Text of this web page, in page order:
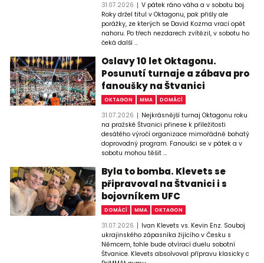
31.07.2026
V pátek ráno váha a v sobotu boj.
Roky držel titul v Oktagonu, pak přišly ale
porážky, ze kterých se David Kozma vrací opět
nahoru. Po třech nezdarech zvítězil, v sobotu ho
čeká další ...
Oslavy 10 let Oktagonu.
Posunutí turnaje a zábava pro
fanoušky na Štvanici
OKTAGON MMA DOMÁCÍ
31.07.2026
Nejkrásnější turnaj Oktagonu roku
na pražské Štvanici přinese k příležitosti
desátého výročí organizace mimořádně bohatý
doprovodný program. Fanoušci se v pátek a v
sobotu mohou těšit ...
Byla to bomba. Klevets se
připravoval na Štvanici i s
bojovníkem UFC
DOMÁCÍ MMA OKTAGON
31.07.2026
Ivan Klevets vs. Kevin Enz. Souboj
ukrajinského zápasníka žijícího v Česku s
Němcem, tohle bude otvírací duelu sobotní
Štvanice. Klevets absolvoval přípravu klasicky c